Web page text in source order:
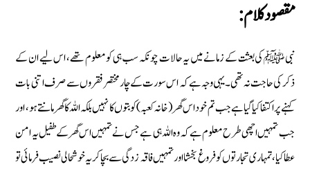
مقصود کلام:
نبی ﷺ کی بعثت کے زمانے میں یہ حالات چونکہ سب ہی کو معلوم تھے، اس لیے ان کے
ذکر کی حاجت نہ تھی۔ یہی وجہ ہے کہ اس سورت کے چار مختصر فقروں سے صرف اتنی بات
کہنے پر اکتفا کیا گیا ہے جب تم خود اس گھر (خانہ کعبہ) کو بتوں کا نہیں بلکہ اللہ کا گھر مانتے ہو، اور
جب تمہیں اچھی طرح معلوم ہے کہ وہ اللہ ہی ہے جس نے تمہیں اس گھر کے طفیل یہ امن
عطا کیا، تمہاری تجارتوں کو فروغ بخشا اور تمہیں فاقہ زدگی سے بچا کر یہ خوشحالی نصیب فرمائی تو